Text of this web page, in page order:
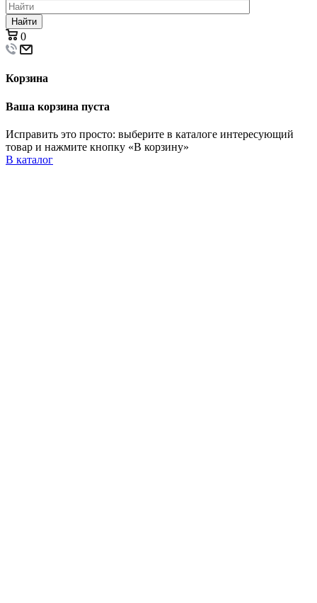
Найти
0
Корзина
Ваша корзина пуста
Исправить это просто: выберите в каталоге интересующий
товар и нажмите кнопку «В корзину»
В каталог